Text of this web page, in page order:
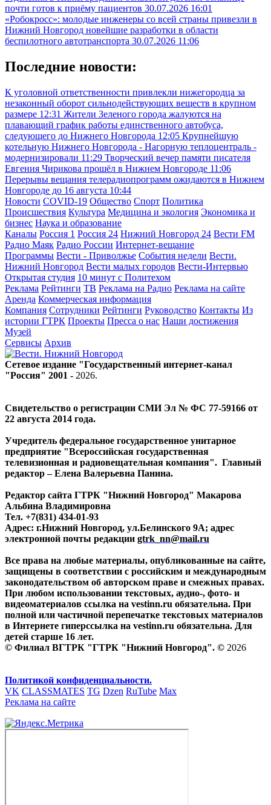
почти готов к приёму пациентов 30.07.2026 16:01
«Робокросс»: молодые инженеры со всей страны привезли в
Нижний Новгород новейшие разработки в области
беспилотного автотранспорта 30.07.2026 11:06
Последние новости:
К уголовной ответственности привлекли нижегородца за
незаконный оборот сильнодействующих веществ в крупном
размере 12:31 Жители Зеленого города жалуются на
плавающий график работы единственного автобуса,
следующего до Нижнего Новгорода 12:05 Крупнейшую
котельную Нижнего Новгорода - Нагорную теплоцентраль -
модернизировали 11:29 Творческий вечер памяти писателя
Евгения Чирикова прошёл в Нижнем Новгороде 11:06
Перерывы вещания телерадиопрограмм ожидаются в Нижнем
Новгороде до 16 августа 10:44
Новости COVID-19 Общество Спорт Политика
Происшествия Культура Медицина и экология Экономика и
бизнес Наука и образование
Каналы Россия 1 Россия 24 Нижний Новгород 24 Вести FM
Радио Маяк Радио России Интернет-вещание
Программы Вести - Приволжье События недели Вести.
Нижний Новгород Вести малых городов Вести-Интервью
Открытая студия 10 минут с Политехом
Реклама Рейтинги ТВ Реклама на Радио Реклама на сайте
Аренда Коммерческая информация
Компания Сотрудники Рейтинги Руководство Контакты Из
истории ГТРК Проекты Пресса о нас Наши достижения
Музей
Сервисы Архив
Сетевое издание "Государственный интернет-канал
"Россия" 2001 - 2026.
Свидетельство о регистрации СМИ Эл № ФС 77-59166 от
22 августа 2014 года.
Учредитель федеральное государственное унитарное
предприятие "Всероссийская государственная
телевизионная и радиовещательная компания". Главный
редактор – Елена Валерьевна Панина.
Редактор сайта ГТРК "Нижний Новгород" Макарова
Альбина Владимировна
Тел. +7(831) 434-01-93
Адрес: г.Нижний Новгород, ул.Белинского 9А; адрес
электронной почты редакции gtrk_nn@mail.ru
Все права на любые материалы, опубликованные на сайте,
защищены в соответствии с российским и международным
законодательством об авторском праве и смежных правах.
При любом использовании текстовых, аудио-, фото- и
видеоматериалов ссылка на vestinn.ru обязательна. При
полной или частичной перепечатке текстовых материалов
в Интернете гиперссылка на vestinn.ru обязательна. Для
детей старше 16 лет.
© Филиал ВГТРК "ГТРК "Нижний Новгород". © 2026
Политикой конфиденциальности.
VK CLASSMATES TG Dzen RuTube Max
Реклама на сайте